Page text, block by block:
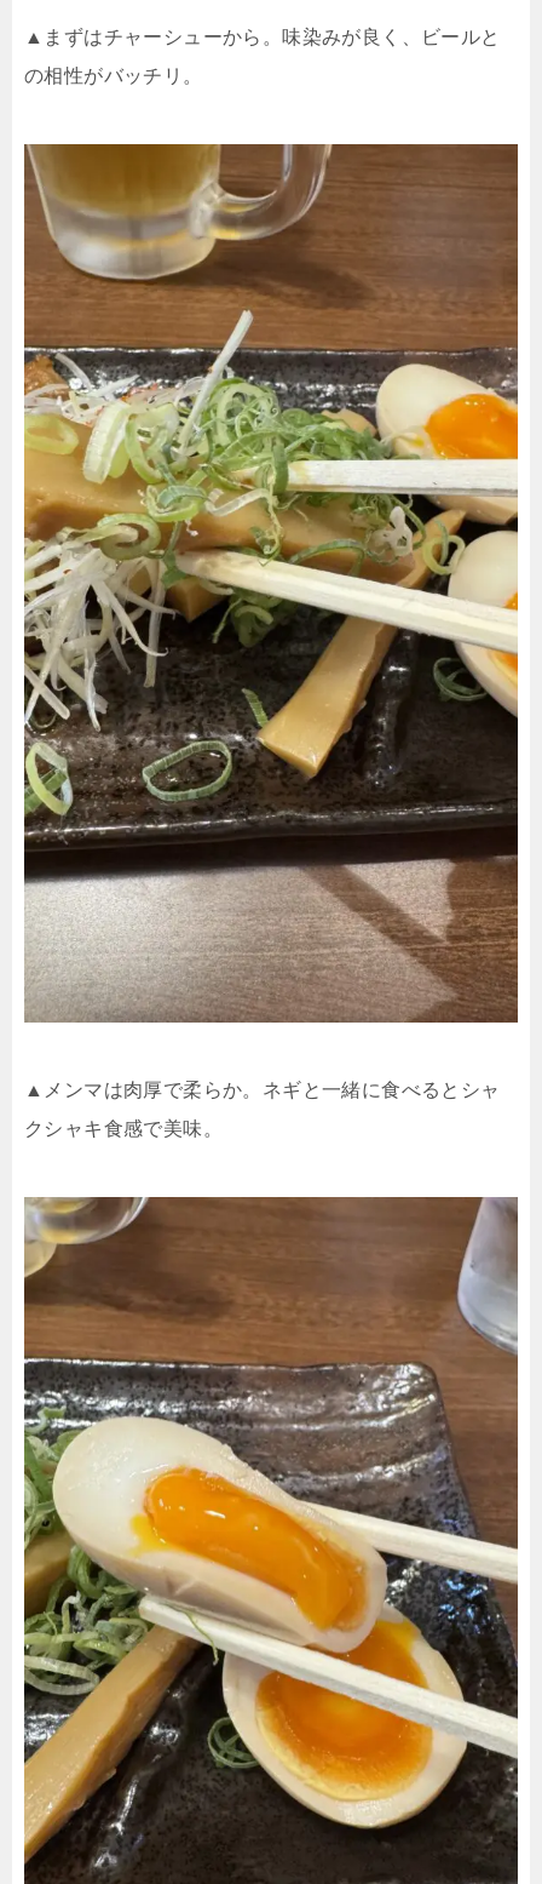
▲まずはチャーシューから。味染みが良く、ビールと
の相性がバッチリ。
▲メンマは肉厚で柔らか。ネギと一緒に食べるとシャ
クシャキ食感で美味。